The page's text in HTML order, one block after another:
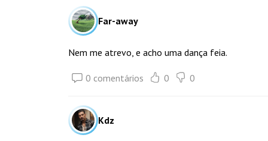
Far-away
Nem me atrevo, e acho uma dança feia.
0 comentários 0 0
Kdz